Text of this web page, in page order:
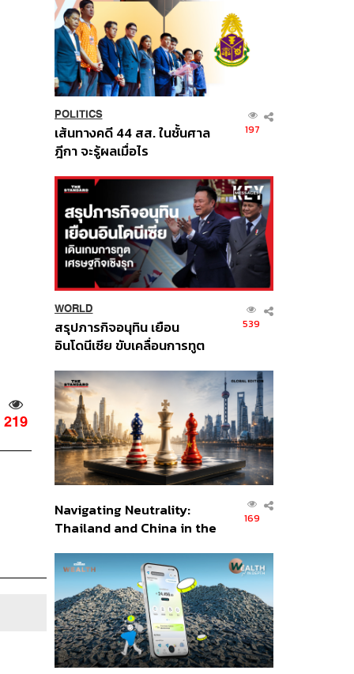
219
POLITICS
เส้นทางคดี 44 สส. ในชั้นศาล
ฎีกา จะรู้ผลเมื่อไร
197
WORLD
สรุปภารกิจอนุทิน เยือน
อินโดนีเซีย ขับเคลื่อนการทูต
ส่วนยุทธศาสตร์ไทย –
อินโดนีเซีย
539
Navigating Neutrality:
Thailand and China in the
Order
169